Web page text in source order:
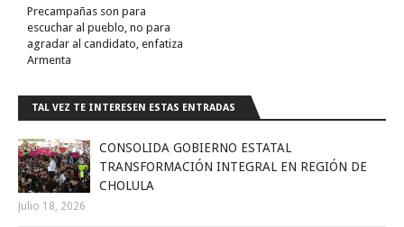
Precampañas son para
escuchar al pueblo, no para
agradar al candidato, enfatiza
Armenta
TAL VEZ TE INTERESEN ESTAS ENTRADAS
CONSOLIDA GOBIERNO ESTATAL
TRANSFORMACIÓN INTEGRAL EN REGIÓN DE
CHOLULA
Julio 18, 2026